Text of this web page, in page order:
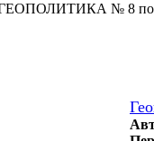
ГЕОПОЛИТИКА № 8